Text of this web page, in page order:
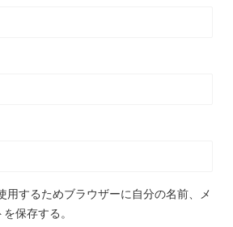
用するためブラウザーに自分の名前、メ
保存する。